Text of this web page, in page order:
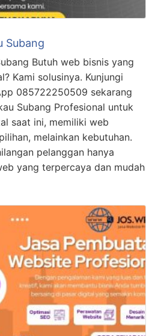
Subang
Butuh web bisnis yang
Kami solusinya. Kunjungi
085722250509 sekarang
Subang Profesional untuk
saat ini, memiliki web
melainkan kebutuhan.
pelanggan hanya
yang terpercaya dan mudah